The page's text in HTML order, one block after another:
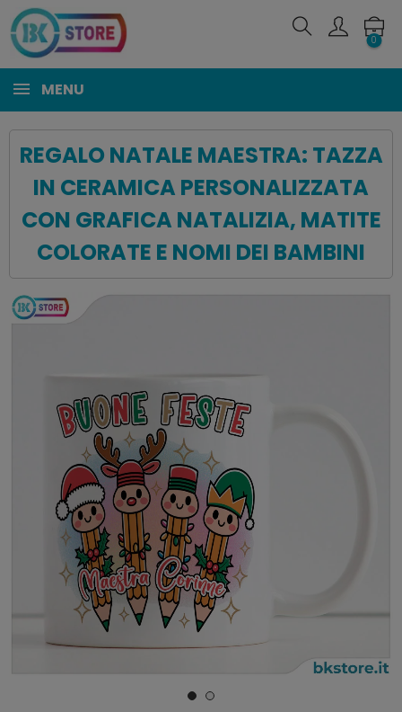
0
MENU
REGALO NATALE MAESTRA: TAZZA
IN CERAMICA PERSONALIZZATA
CON GRAFICA NATALIZIA, MATITE
COLORATE E NOMI DEI BAMBINI